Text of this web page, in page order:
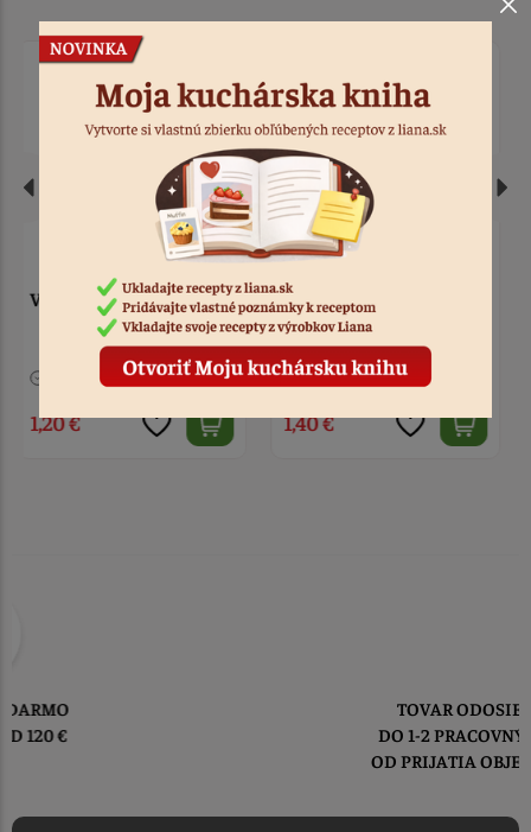
Vykrajovačka anjel
Kód: 13448
1,40 €
Trpaslík so zlatou
hviezdou
4 ks
2,20 €
OD PRIJATIA OBJEDNÁVKY